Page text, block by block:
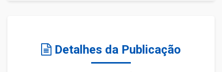
Detalhes da Publicação